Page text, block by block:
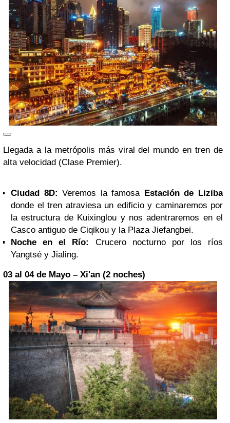
Llegada a la metrópolis más viral del mundo en tren de
alta velocidad (Clase Premier).
Ciudad 8D: Veremos la famosa Estación de Liziba
donde el tren atraviesa un edificio y caminaremos por
la estructura de Kuixinglou y nos adentraremos en el
Casco antiguo de Ciqikou y la Plaza Jiefangbei.
Noche en el Río:
Crucero nocturno por los ríos
Yangtsé y Jialing.
03 al 04 de Mayo – Xi'an (2 noches)